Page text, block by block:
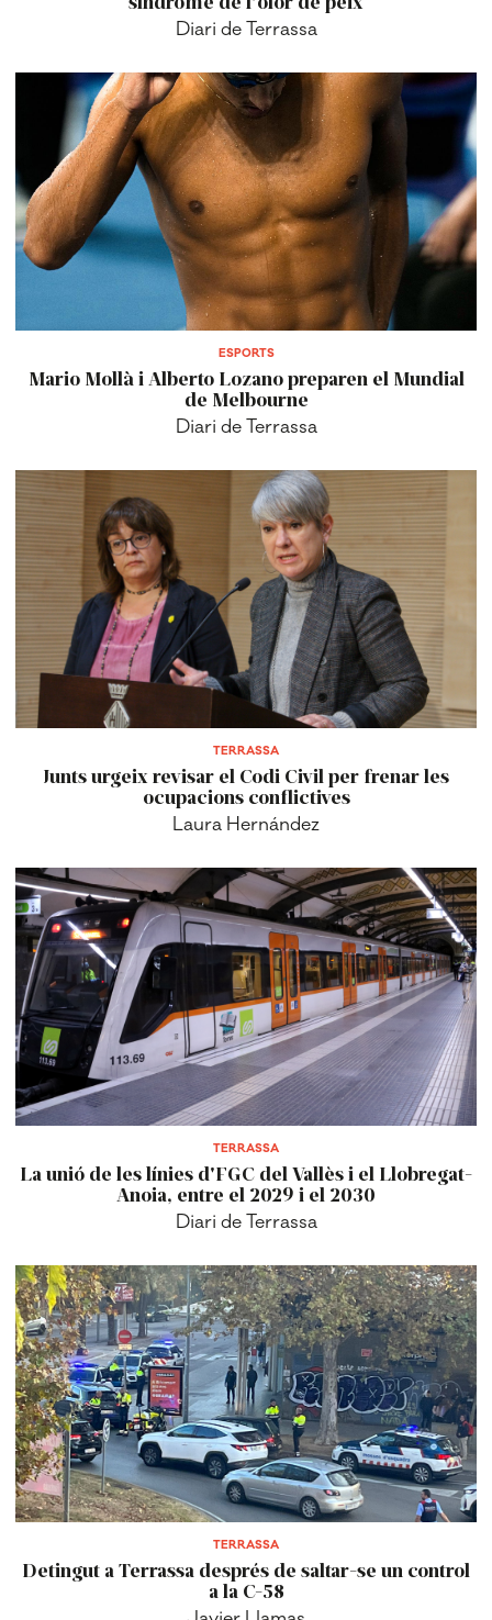
síndrome de l’olor de peix
Diari de Terrassa
ESPORTS
Mario Mollà i Alberto Lozano preparen el Mundial
de Melbourne
Diari de Terrassa
TERRASSA
Junts urgeix revisar el Codi Civil per frenar les
ocupacions conflictives
Laura Hernández
TERRASSA
La unió de les línies d'FGC del Vallès i el Llobregat-
Anoia, entre el 2029 i el 2030
Diari de Terrassa
TERRASSA
Detingut a Terrassa després de saltar-se un control
a la C-58